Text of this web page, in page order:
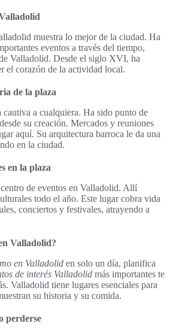
muestra lo mejor de la ciudad. Ha
eventos a través del tiempo,
Valladolid. Desde el siglo XVI, ha
el corazón de la actividad local.
de la plaza
a cualquiera. Ha sido punto de
su creación. Mercados y reuniones
aquí. Su arquitectura barroca le da una
en la ciudad.
en la plaza
de eventos en Valladolid. Allí
todo el año. Este lugar cobra vida
conciertos y festivales, atrayendo a
Valladolid?
en Valladolid en solo un día, planifica
de interés Valladolid más importantes te
Valladolid tiene lugares esenciales para
su historia y su comida.
perderse